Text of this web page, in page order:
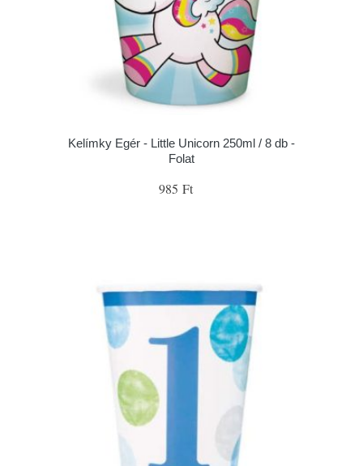
Kelímky Egér - Little Unicorn 250ml / 8 db -
Folat
985 Ft